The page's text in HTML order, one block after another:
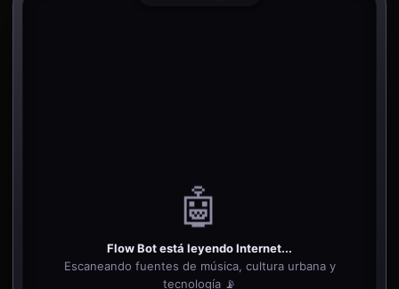
🤖
Flow Bot está leyendo Internet...
Escaneando fuentes de música, cultura urbana y
tecnología 📡